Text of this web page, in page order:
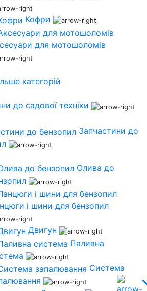
Кофри
для мотошоломів
категорій
до садової техніки
Запчастини до
Олива до
і шини для бензопил
Двигун
Паливна
Система